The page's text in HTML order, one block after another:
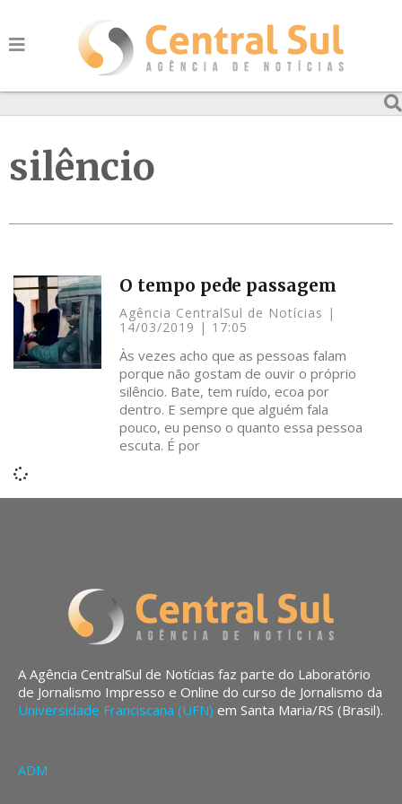
silêncio
O tempo pede passagem
Agência CentralSul de Notícias
14/03/2019
17:05
Às vezes acho que as pessoas falam
porque não gostam de ouvir o próprio
silêncio. Bate, tem ruído, ecoa por
dentro. E sempre que alguém fala
pouco, eu penso o quanto essa pessoa
escuta. É por
A Agência CentralSul de Notícias faz parte do Laboratório
de Jornalismo Impresso e Online do curso de Jornalismo da
Universidade Franciscana (UFN) em Santa Maria/RS (Brasil).
ADM